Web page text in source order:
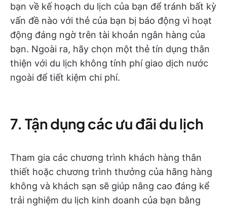
bạn về kế hoạch du lịch của bạn để tránh bất kỳ
vấn đề nào với thẻ của bạn bị báo động vì hoạt
động đáng ngờ trên tài khoản ngân hàng của
bạn. Ngoài ra, hãy chọn một thẻ tín dụng thân
thiện với du lịch không tính phí giao dịch nước
ngoài để tiết kiệm chi phí.
7. Tận dụng các ưu đãi du lịch
Tham gia các chương trình khách hàng thân
thiết hoặc chương trình thưởng của hãng hàng
không và khách sạn sẽ giúp nâng cao đáng kể
trải nghiệm du lịch kinh doanh của bạn bằng